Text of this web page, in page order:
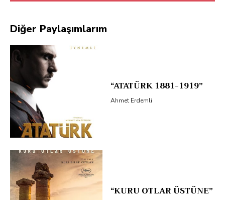
Diğer Paylaşımlarım
“ATATÜRK 1881-1919”
Ahmet Erdemli
“KURU OTLAR ÜSTÜNE”